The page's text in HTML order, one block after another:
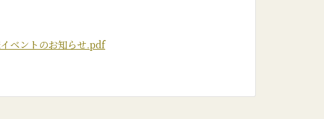
ベントのお知らせ.pdf